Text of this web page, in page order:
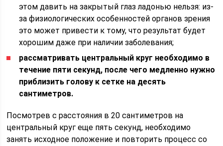
этом давить на закрытый глаз ладонью нельзя: из-
за физиологических особенностей органов зрения
это может привести к тому, что результат будет
хорошим даже при наличии заболевания;
рассматривать центральный круг необходимо в
течение пяти секунд, после чего медленно нужно
приблизить голову к сетке на десять
сантиметров.
Посмотрев с расстояния в 20 сантиметров на
центральный круг еще пять секунд, необходимо
занять исходное положение и повторить процесс со